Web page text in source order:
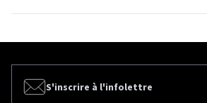
S'inscrire à l'infolettre